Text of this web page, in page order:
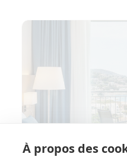
À propos des